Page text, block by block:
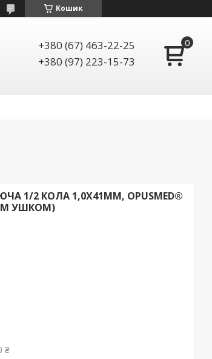
Кошик
+380 (67) 463-22-25
+380 (97) 223-15-73
1/2 КОЛА 1,0Х41ММ, OPUSMED®
УШКОМ)
₴